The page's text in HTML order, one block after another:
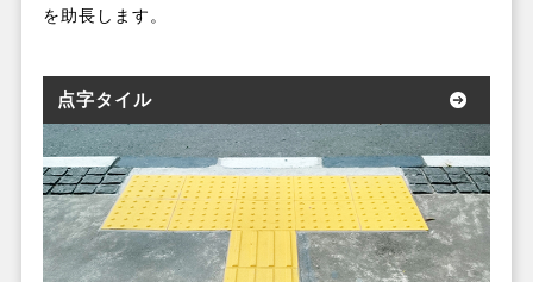
を助長します。
点字タイル